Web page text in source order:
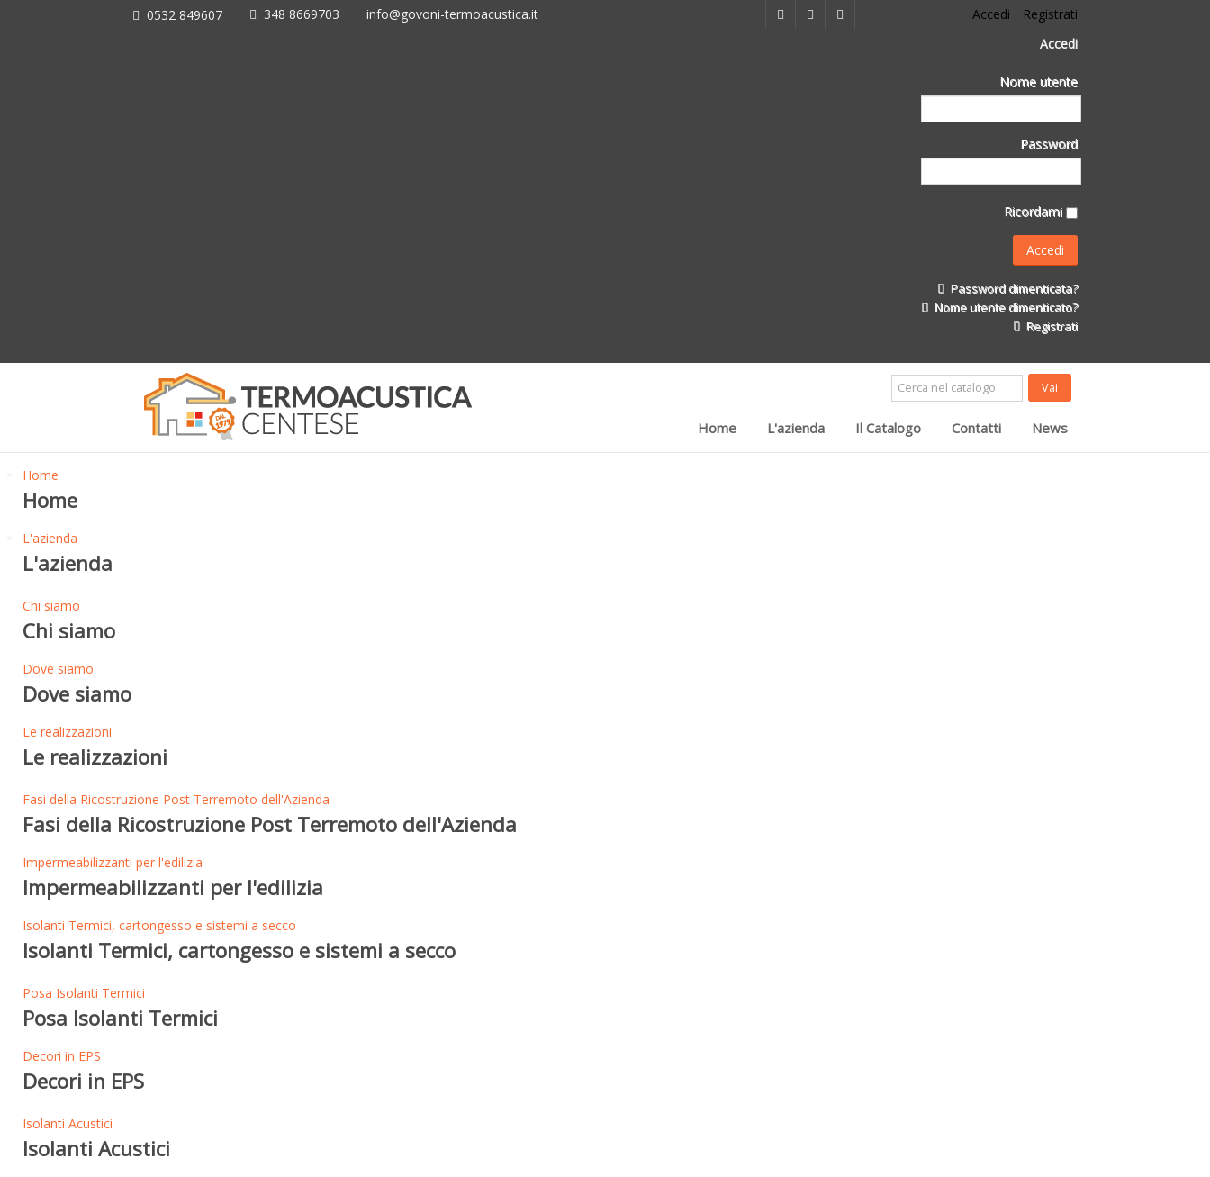
0532 849607 348 8669703 info@govoni-termoacustica.it Accedi
Registrati
Accedi
Nome utente
Password
Ricordami
Password dimenticata?
Nome utente dimenticato?
Registrati
Home L'azienda Il Catalogo Contatti News
Home
Home
L'azienda
L'azienda
Chi siamo
Chi siamo
Dove siamo
Dove siamo
Le realizzazioni
Le realizzazioni
Fasi della Ricostruzione Post Terremoto dell'Azienda
Fasi della Ricostruzione Post Terremoto dell'Azienda
Impermeabilizzanti per l'edilizia
Impermeabilizzanti per l'edilizia
Isolanti Termici, cartongesso e sistemi a secco
Isolanti Termici, cartongesso e sistemi a secco
Posa Isolanti Termici
Posa Isolanti Termici
Decori in EPS
Decori in EPS
Isolanti Acustici
Isolanti Acustici